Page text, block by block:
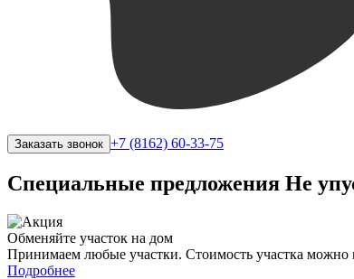
Заказать звонок +7 (8162) 60-33-75
Специальные предложения Не
Обменяйте участок на дом
Принимаем любые участки. Стоимость участка можно
Подробнее